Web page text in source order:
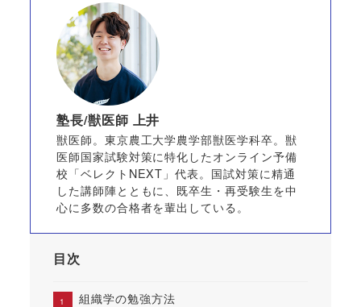
塾長/獣医師 上井
獣医師。東京農工大学農学部獣医学科卒。獣
医師国家試験対策に特化したオンライン予備
校「ベレクトNEXT」代表。国試対策に精通
した講師陣とともに、既卒生・再受験生を中
心に多数の合格者を輩出している。
目次
組織学の勉強方法